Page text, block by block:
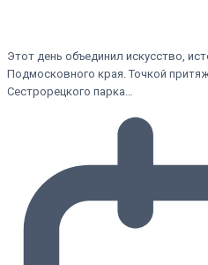
Этот день объединил искусство,
Подмосковного края. Точкой
Сестрорецкого парка…